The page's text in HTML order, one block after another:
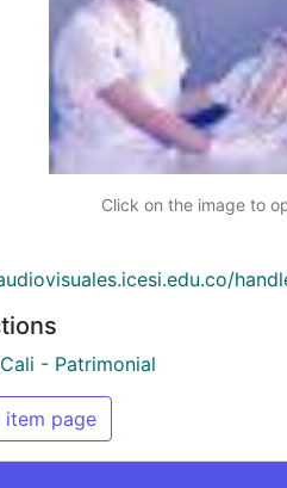
Click on the image to
- Patrimonial
item page